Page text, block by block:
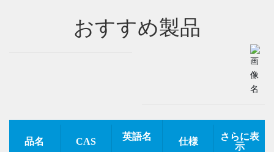
おすすめ製品
品名 CAS 英語名 仕様
さらに表
示